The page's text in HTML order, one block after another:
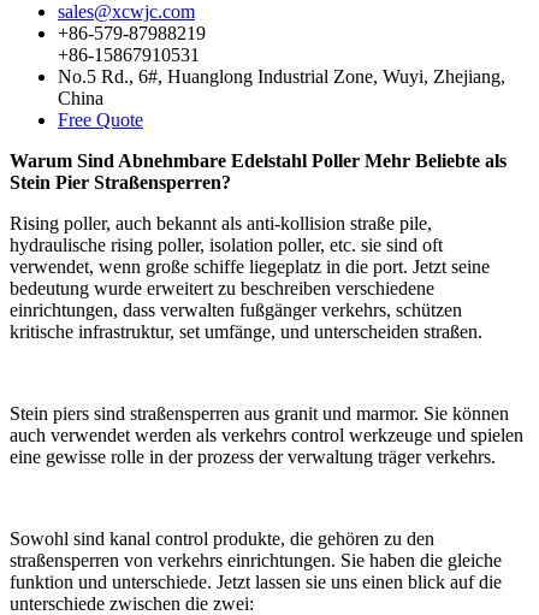
sales@xcwjc.com
+86-579-87988219
+86-15867910531
No.5 Rd., 6#, Huanglong Industrial Zone, Wuyi, Zhejiang,
China
Free Quote
Warum Sind Abnehmbare Edelstahl Poller Mehr Beliebte als
Stein Pier Straßensperren?
Rising poller, auch bekannt als anti-kollision straße pile,
hydraulische rising poller, isolation poller, etc. sie sind oft
verwendet, wenn große schiffe liegeplatz in die port. Jetzt seine
bedeutung wurde erweitert zu beschreiben verschiedene
einrichtungen, dass verwalten fußgänger verkehrs, schützen
kritische infrastruktur, set umfänge, und unterscheiden straßen.
Stein piers sind straßensperren aus granit und marmor. Sie können
auch verwendet werden als verkehrs control werkzeuge und spielen
eine gewisse rolle in der prozess der verwaltung träger verkehrs.
Sowohl sind kanal control produkte, die gehören zu den
straßensperren von verkehrs einrichtungen. Sie haben die gleiche
funktion und unterschiede. Jetzt lassen sie uns einen blick auf die
unterschiede zwischen die zwei: